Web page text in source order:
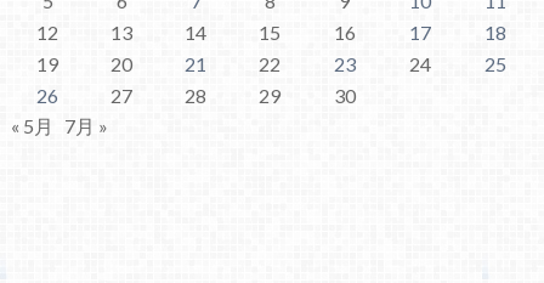
12
13 14 15 16 17
18
19
20 21 22 23 24
25
26
27 28 29
30
« 5月
7月 »